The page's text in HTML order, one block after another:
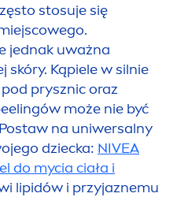
stosuje się
jednak uważna
skóry. Kąpiele w silnie
prysznic oraz
może nie być
na uniwersalny
dziecka: NIVEA
do mycia ciała i
lipidów i przyjaznemu